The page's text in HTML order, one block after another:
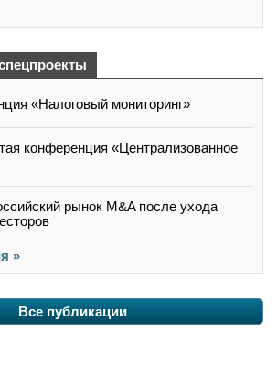
«Налоговый мониторинг»
конференция «Централизованное
рынок M&A после ухода
»
Все публикации